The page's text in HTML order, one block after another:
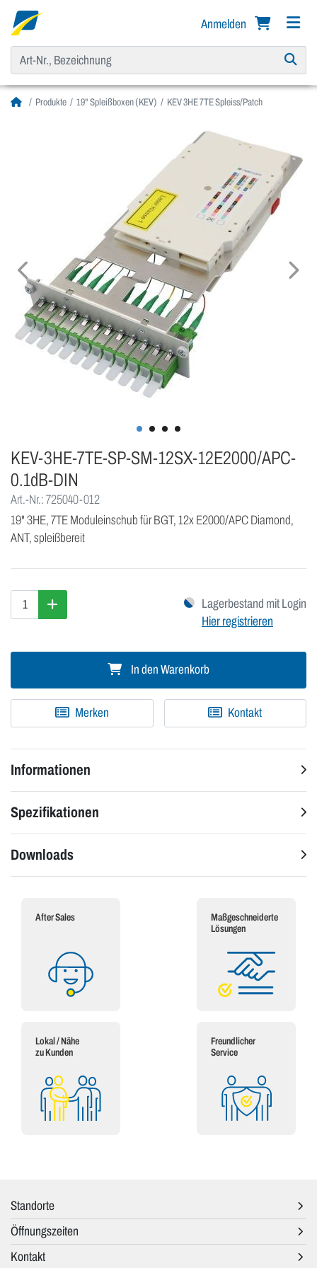
Anmelden
Produkte 19" Spleißboxen (KEV) KEV 3HE 7TE Spleiss/Patch
KEV-3HE-7TE-SP-SM-12SX-12E2000/APC-
0.1dB-DIN
Art.-Nr.: 725040-012
19" 3HE, 7TE Moduleinschub für BGT, 12x E2000/APC Diamond,
ANT, spleißbereit
Lagerbestand mit Login
Hier registrieren
In den Warenkorb
Merken Kontakt
Informationen
Spezifikationen
Downloads
After Sales
Maßgeschneiderte
Lösungen
Lokal / Nähe
zu Kunden
Freundlicher
Service
Standorte
Öffnungszeiten
Kontakt